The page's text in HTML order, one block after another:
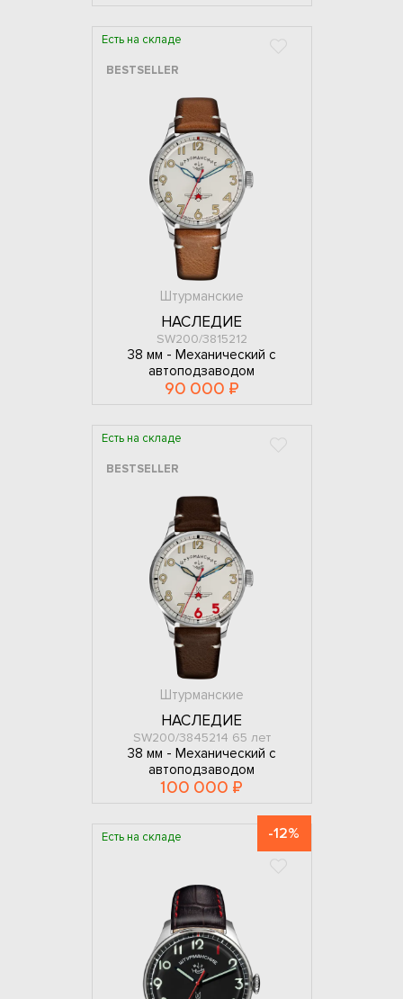
Есть на складе
BESTSELLER
Штурманские
НАСЛЕДИЕ
SW200/3815212
38 мм - Механический с
автоподзаводом
90 000 ₽
Есть на складе
BESTSELLER
Штурманские
НАСЛЕДИЕ
SW200/3845214 65 лет
38 мм - Механический с
автоподзаводом
100 000 ₽
Есть на складе -12%